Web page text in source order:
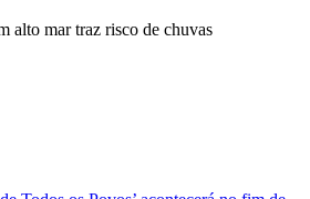
alto mar traz risco de chuvas